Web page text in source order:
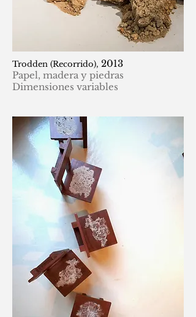
Trodden (Recorrido), 2013
Papel, madera y piedras
Dimensiones variables